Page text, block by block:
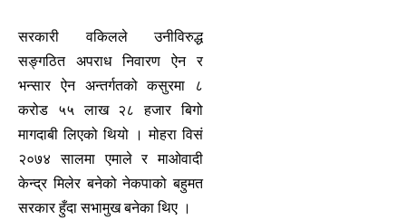
सरकारी वकिलले उनीविरुद्ध
सङ्गठित अपराध निवारण ऐन र
भन्सार ऐन अन्तर्गतको कसुरमा ८
करोड ५५ लाख २८ हजार बिगो
मागदाबी लिएको थियो । मोहरा विसं
२०७४ सालमा एमाले र माओवादी
केन्द्र मिलेर बनेको नेकपाको बहुमत
सरकार हुँदा सभामुख बनेका थिए ।